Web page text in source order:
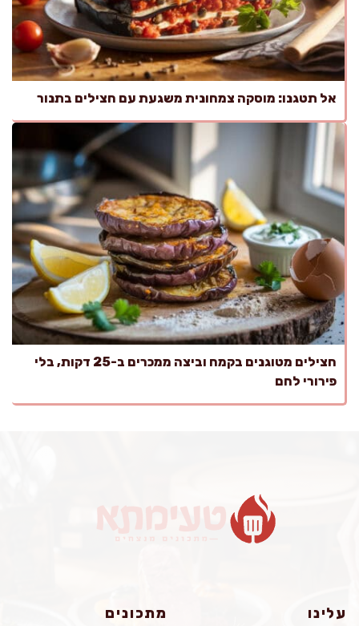
אל תטגנו: מוסקה צמחונית משגעת עם חצילים בתנור
חצילים מטוגנים בקמח וביצה ממכרים ב-25 דקות, בלי
פירורי לחם
עלינו מתכונים